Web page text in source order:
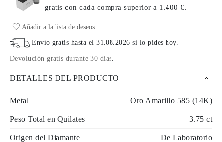
gratis con cada comprasuperior a 1.400 €.
Añadir a la lista de deseos
Envío gratis hasta el31.08.2026 si lo pides hoy.
Devolución gratis durante 30 días.
DETALLES DEL PRODUCTO
Metal Oro Amarillo 585 (14K)
Peso Total en Quilates 3.75 ct
Origen del Diamante De Laboratorio